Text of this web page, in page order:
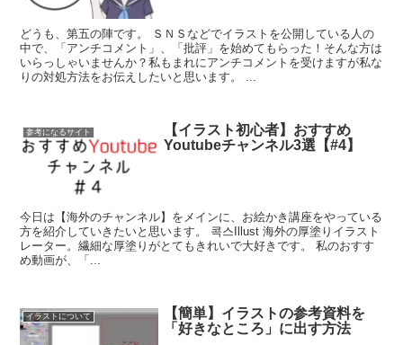
どうも、第五の陣です。 ＳＮＳなどでイラストを公開している人の
中で、「アンチコメント」、「批評」を始めてもらった！そんな方は
いらっしゃいませんか？私もまれにアンチコメントを受けますが私な
りの対処方法をお伝えしたいと思います。 ...
参考になるサイト
【イラスト初心者】おすすめ
Youtubeチャンネル3選【#4】
今日は【海外のチャンネル】をメインに、お絵かき講座をやっている
方を紹介していきたいと思います。 콕스Illust 海外の厚塗りイラスト
レーター。繊細な厚塗りがとてもきれいで大好きです。 私のおすす
め動画が、「...
イラストについて
【簡単】イラストの参考資料を
「好きなところ」に出す方法